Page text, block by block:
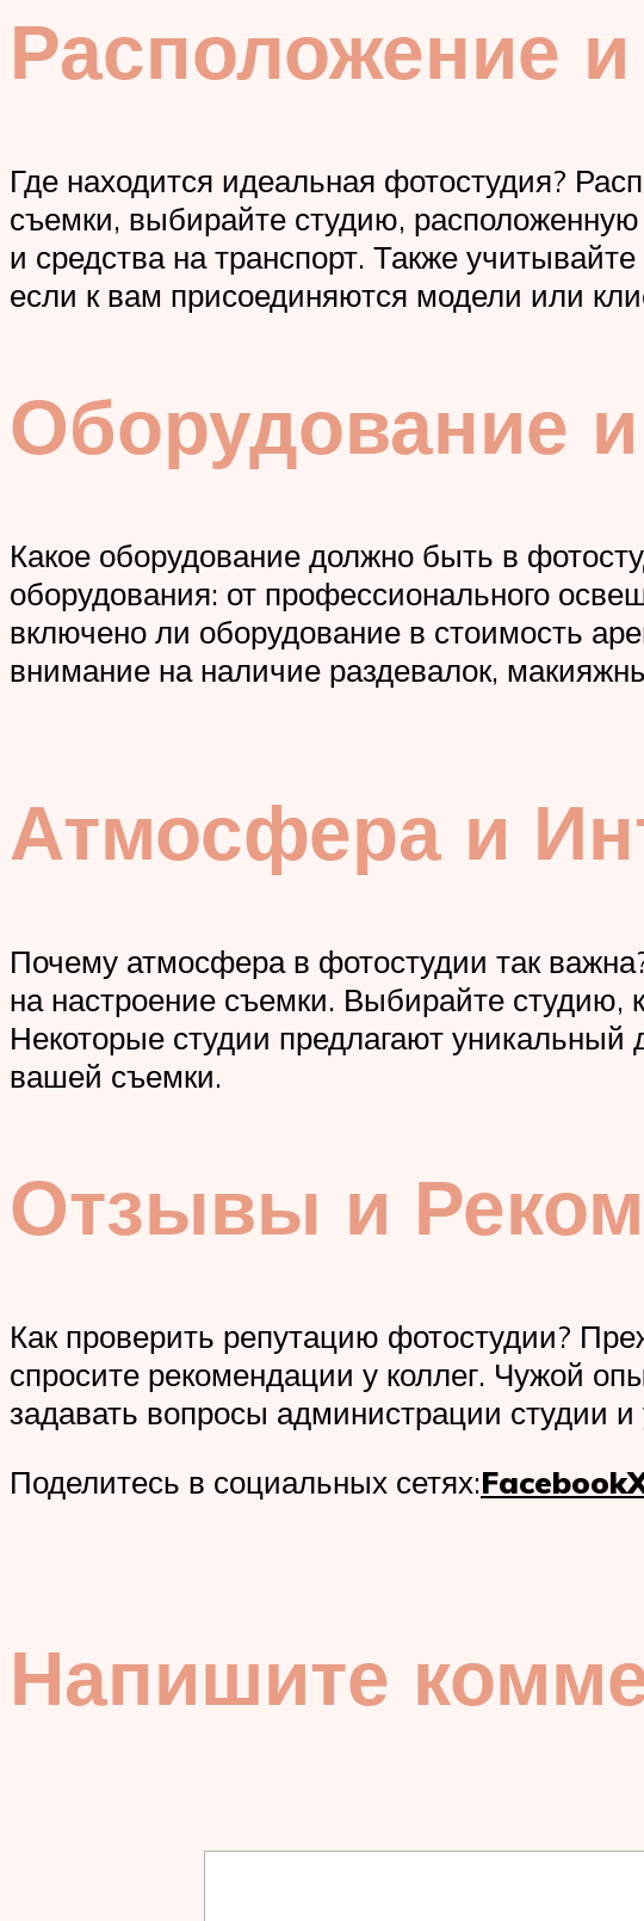
Расположение
Где находится идеальная фотостудия?
съемки, выбирайте студию,
и средства на транспорт. Также
если к вам присоединяются модели или
Оборудование
Какое оборудование должно быть в
оборудования: от профессионального
включено ли оборудование в стоимость
внимание на наличие раздевалок,
Атмосфера и
Почему атмосфера в фотостудии так
на настроение съемки. Выбирайте студию,
Некоторые студии предлагают
вашей съемки.
Отзывы и
Как проверить репутацию фотостудии?
спросите рекомендации у коллег. Чужой
задавать вопросы администрации студии
Поделитесь в социальных сетях:Facebook
Напишите